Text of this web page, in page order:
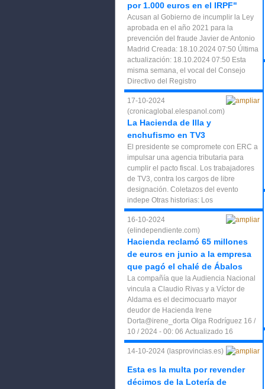
por 1.000 euros en el IRPF"
Acusan al Gobierno de incumplir la Ley
aprobada en el año 2021 para la
prevención del fraude Javier de Antonio
Madrid Creada: 18.10.2024 07:50 Última
actualización: 18.10.2024 07:50 Esta
misma semana, el vocal del Consejo
Directivo del Registro
17-10-2024
(cronicaglobal.elespanol.com)
La Hacienda de Illa y
enchufismo en TV3
El presidente se compromete con ERC a
impulsar una agencia tributaria para
cumplir el pacto fiscal. Los trabajadores
de TV3, contra los cargos de libre
designación. Coletazos del evento
indepe Otras historias: Los
16-10-2024
(elindependiente.com)
Hacienda reclamó 65 millones
de euros en junio a la empresa
que pagó el chalé de Ábalos
La compañía que la Audiencia Nacional
vincula a Claudio Rivas y a Víctor de
Aldama es el decimocuarto mayor
deudor de Hacienda Irene
Dorta@irene_dorta Olga Rodríguez 16 /
10 / 2024 - 00: 06 Actualizado 16
14-10-2024 (lasprovincias.es)
Esta es la multa por revender
décimos de la Lotería de